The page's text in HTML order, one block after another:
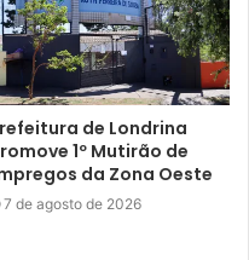
dos jornalistas do
de Londrina
1º Mutirão de
da Zona Oeste
7 de agosto de 2026